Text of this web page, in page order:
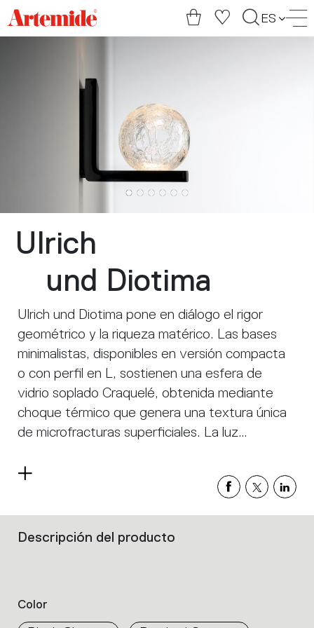
Artemide
home
ES
Ulrich
und Diotima
Ulrich und Diotima pone en diálogo el rigor
geométrico y la riqueza matérico. Las bases
minimalistas, disponibles en versión compacta
o con perfil en L, sostienen una esfera de
vidrio soplado Craquelé, obtenida mediante
choque térmico que genera una textura única
de microfracturas superficiales. La luz
proyectando delicados reflejos en el espacio.
La integración de LED a tensión de red reduce
manteniendo una alta calidad lumínica. Es una
colección que equilibra esencialidad formal y
Read
Filters
properties
within
Descripción del producto
Color